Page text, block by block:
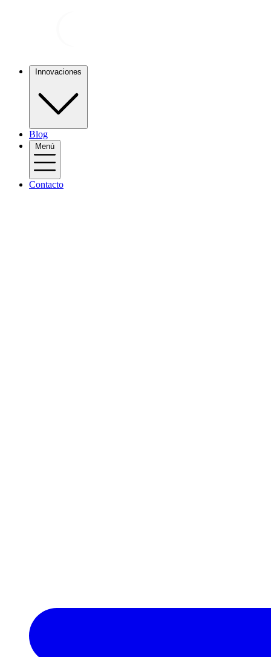
Innovaciones
Blog
Menú
Contacto